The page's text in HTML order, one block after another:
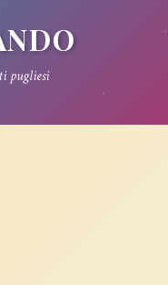
pugliesi